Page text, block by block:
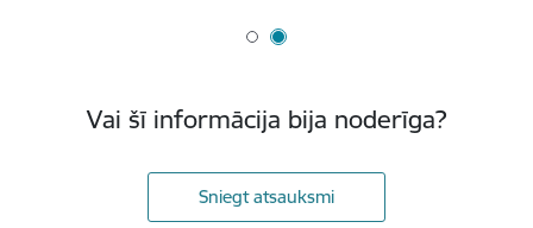
Vai šī informācija bija noderīga?
Sniegt atsauksmi